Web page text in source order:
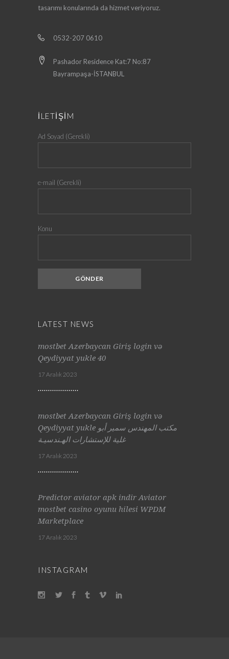
tasarımı konularında da hizmet veriyoruz.
0532-207 0610
Pashador Residence Kat:7 No:87
Bayrampaşa-İSTANBUL
İLETİŞİM
Ad Soyad (Gerekli)
e-mail (Gerekli)
Konu
LATEST NEWS
mostbet Azerbaycan Giriş login və
Qeydiyyat yukle 40
17 Aralık 2023
mostbet Azerbaycan Giriş login və
Qeydiyyat yukle مكتب المهندس سمير أبو
غلية للإستشارات الهـندسيـة
17 Aralık 2023
Predictor aviator apk indir Aviator
mostbet casino oyunu hilesi WPDM
Marketplace
17 Aralık 2023
INSTAGRAM